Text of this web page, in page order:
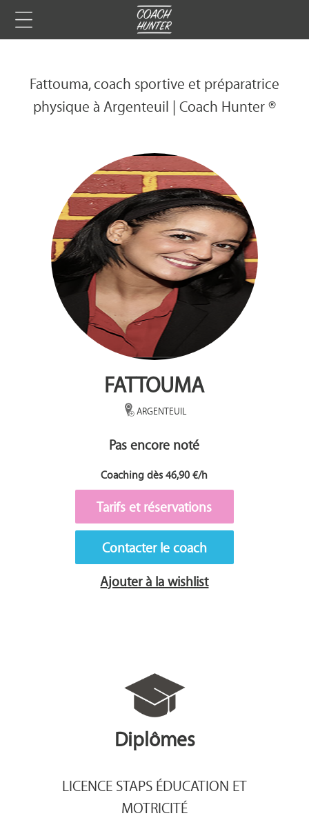
Fattouma, coach sportive et préparatrice
physique à Argenteuil | Coach Hunter ®
FATTOUMA
ARGENTEUIL
Pas encore noté
Coaching dès 46,90 €/h
Tarifs et réservations
Contacter le coach
Ajouter à la wishlist
Diplômes
LICENCE STAPS ÉDUCATION ET
MOTRICITÉ